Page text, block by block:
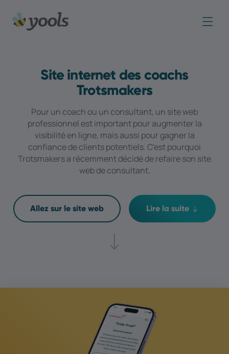
Site internet des coachs
Trotsmakers
Pour un coach ou un consultant, un site web
professionnel est important pour augmenter la
visibilité en ligne, mais aussi pour gagner la
confiance de clients potentiels. C'est pourquoi
Trotsmakers a récemment décidé de refaire son site
web de consultant.
Allez sur le site web Lire la suite